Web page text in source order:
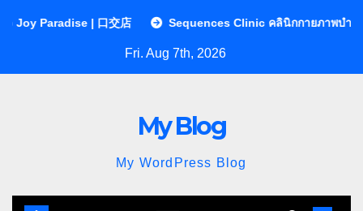
| 口交店 Sequences Clinic คลินิกกายภาพบำบัด | หมอนรองกร
Fri. Aug 7th, 2026
My Blog
My WordPress Blog